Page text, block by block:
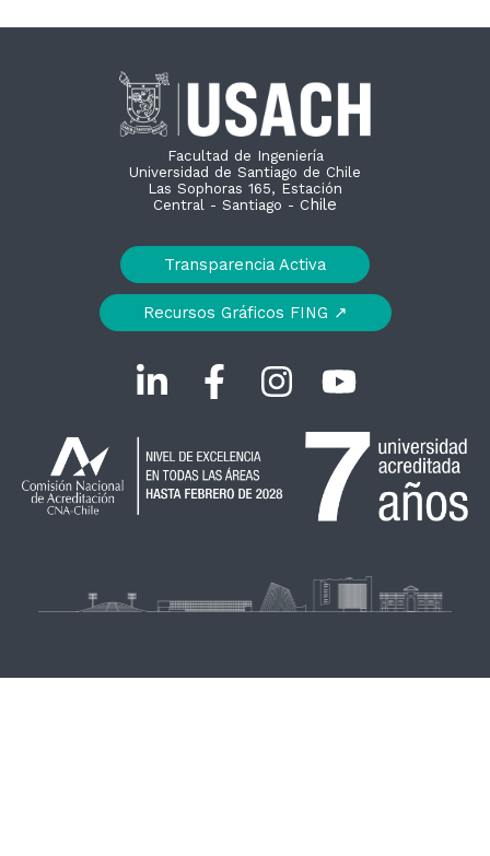
Facultad de Ingeniería
Universidad de Santiago de Chile
Las Sophoras 165, Estación
Central - Santiago - Chile
Transparencia Activa
Recursos Gráficos FING ↗︎